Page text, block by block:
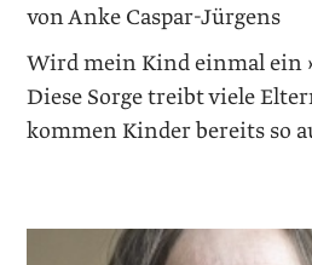
von Anke Caspar-Jürgens
Wird mein Kind einmal ein
Diese Sorge treibt viele
kommen Kinder bereits so